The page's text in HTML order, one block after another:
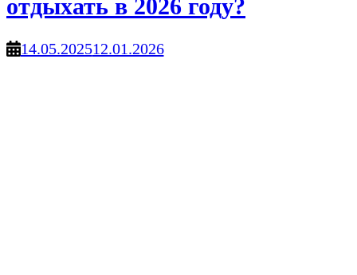
отдыхать в 2026 году?
14.05.202512.01.2026